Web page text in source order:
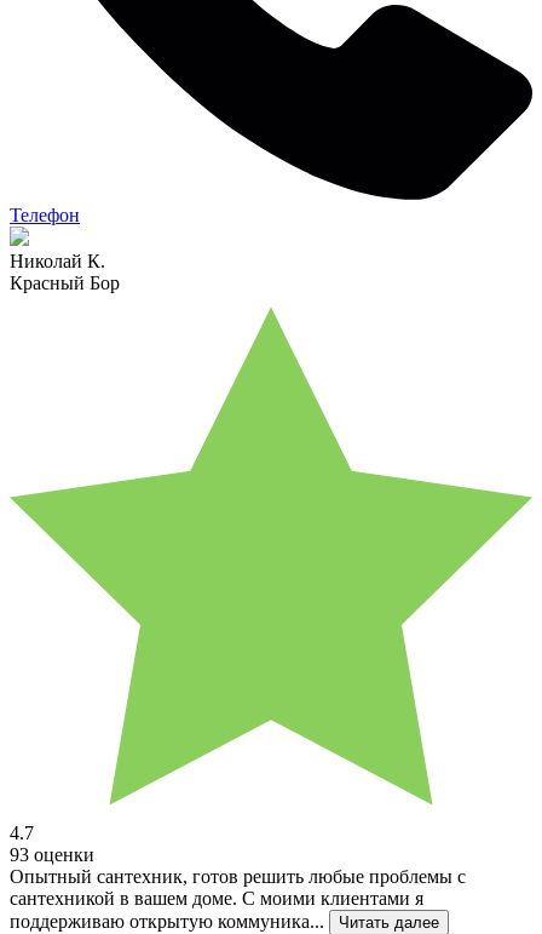
Телефон
Николай К.
Красный Бор
4.7
93 оценки
Опытный сантехник, готов решить любые проблемы с
сантехникой в вашем доме. С моими клиентами я
поддерживаю открытую коммуника...
Читать далее